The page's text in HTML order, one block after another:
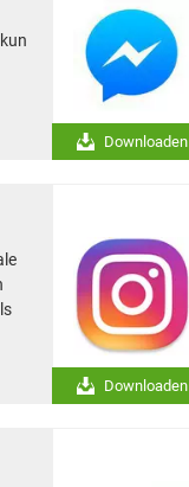
Downloaden
Downloaden